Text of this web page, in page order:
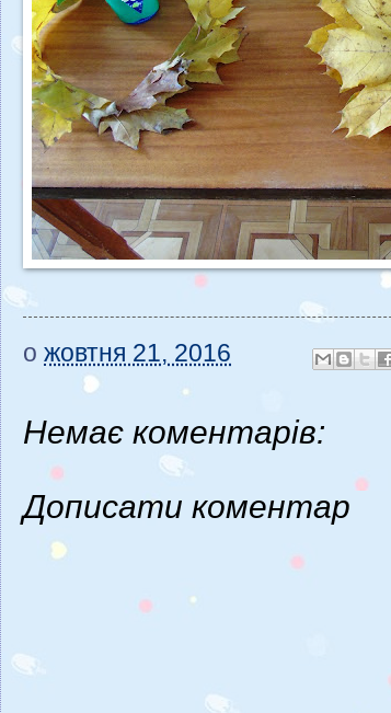
о жовтня 21, 2016
Немає коментарів:
Дописати коментар